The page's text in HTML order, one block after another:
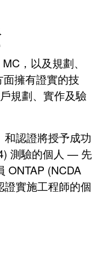
，以及規劃、
擁有證實的技
規劃、實作及驗
和認證將授予成功
測驗的個人 — 先
ONTAP (NCDA
證實施工程師的個